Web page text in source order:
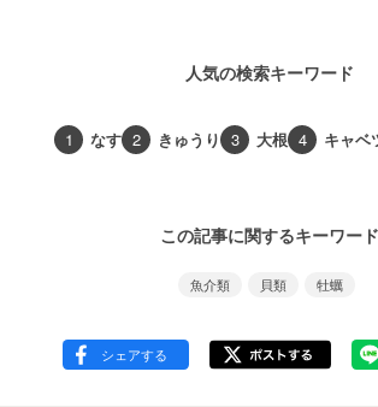
人気の検索キーワード
1 なす 2 きゅうり 3 大根 4 キャベ
この記事に関するキーワード
魚介類 貝類 牡蠣